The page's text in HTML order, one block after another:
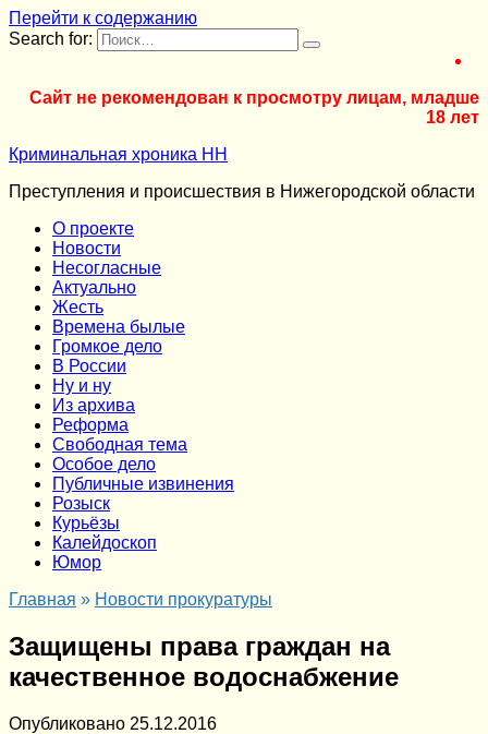
Перейти к содержанию
Search for:
Сайт не рекомендован к просмотру лицам, младше
18 лет
Криминальная хроника НН
Преступления и происшествия в Нижегородской области
О проекте
Новости
Несогласные
Актуально
Жесть
Времена былые
Громкое дело
В России
Ну и ну
Из архива
Реформа
Cвободная тема
Особое дело
Публичные извинения
Розыск
Курьёзы
Калейдоскоп
Юмор
Главная » Новости прокуратуры
Защищены права граждан на
качественное водоснабжение
Опубликовано 25.12.2016